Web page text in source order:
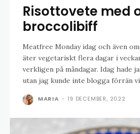
Risottovete med
broccolibiff
Meatfree Monday idag och även
äter vegetariskt flera dagar i
verkligen på måndagar. Idag hade
utan jag kunde inte blogga förrän vi
MARIA - 19 DECEMBER, 2022